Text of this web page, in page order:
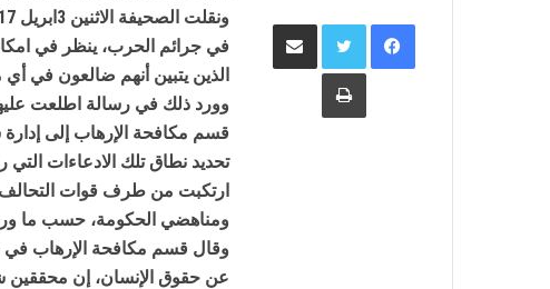
في جرائم الحرب، ينظر في
الذين يتبين أنهم ضالعون في
قسم مكافحة الإرهاب إلى إدارة
تحديد نطاق تلك الادعاءات
ارتكبت من طرف قوات التحالف
ومناهضي الحكومة، حسب ما
وقال قسم مكافحة الإرهاب في
عن حقوق الإنسان، إن محققين
فيسبوك تويتر
طباعة